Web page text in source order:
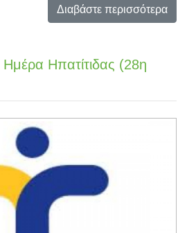
Διαβάστε περισσότερα
Ηπατίτιδας (28η